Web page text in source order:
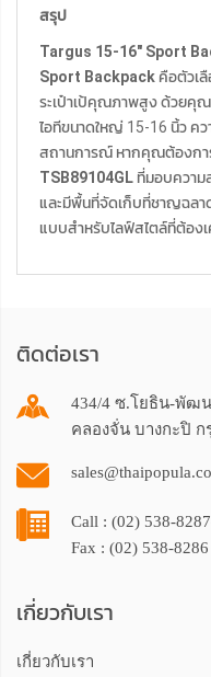
สรุป
Targus 15-16" Sport
Sport Backpack คือตัวเ
ระเป๋าเป้คุณภาพสูง ด้วย
ไอทีขนาดใหญ่ 15-16 นิ้ว ค
สถานการณ์ หากคุณต้องกา
TSB89104GL ที่มอบความ
และมีพื้นที่จัดเก็บที่ชาญฉลา
แบบสำหรับไลฟ์สไตล์ที่ต้อง
ติดต่อเรา
434/4 ซ.โยธิน-พัฒ
คลองจั่น บางกะปิ ก
Call : (02) 538-
Fax : (02) 538-8286
เกี่ยวกับเรา
เกี่ยวกับเรา